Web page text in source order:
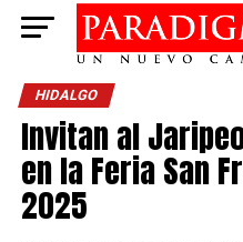
HIDALGO
Invitan al
en la Feria San
2025